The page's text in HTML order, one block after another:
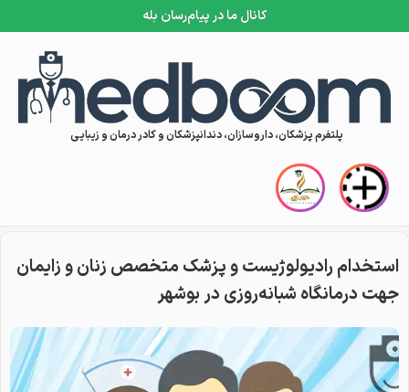
کانال ما در پیام‌رسان بله
Skip to content
پلتفرم پزشکان، داروسازان، دندانپزشکان و کادر درمان و زیبایی
استخدام رادیولوژیست و پزشک متخصص زنان و زایمان
جهت درمانگاه شبانه‌روزی در بوشهر